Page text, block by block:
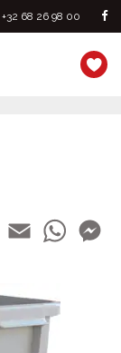
+32 68 26 98 00
Email